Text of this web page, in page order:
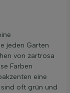
jeden Garten
von zartrosa
Farben
eine
oft grün und